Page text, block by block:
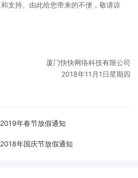
支持。由此给您带来的不便，敬请谅
厦门快快网络科技有限公司
2018年11月1日星期四
年春节放假通知
年国庆节放假通知